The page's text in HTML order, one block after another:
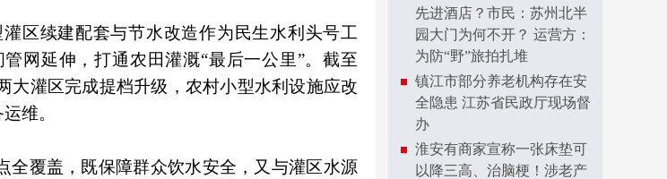
区续建配套与节水改造作为民生水利头号工
网延伸，打通农田灌溉“最后一公里”。截至
大灌区完成提档升级，农村小型水利设施应改
维。
全覆盖，既保障群众饮水安全，又与灌区水源
先进酒店？市民：苏州北半
园大门为何不开？ 运营方：
为防“野”旅拍扎堆
镇江市部分养老机构存在安
全隐患 江苏省民政厅现场督
办
淮安有商家宣称一张床垫可
以降三高、治脑梗！涉老产